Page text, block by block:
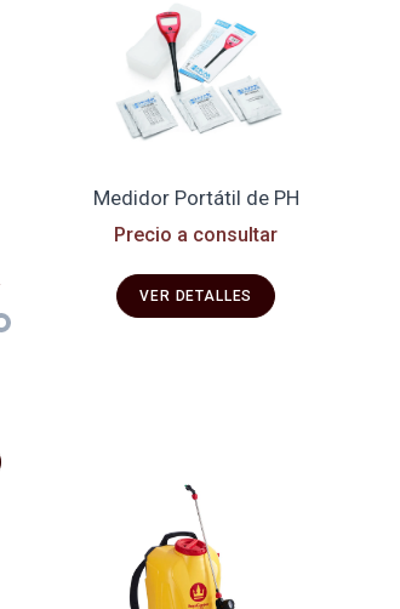
Medidor Portátil de PH
Precio a consultar
VER DETALLES